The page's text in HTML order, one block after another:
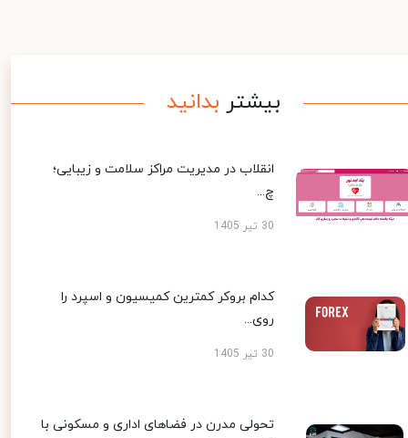
بیشتر بدانید
انقلاب در مدیریت مراکز سلامت و زیبایی؛
چ...
30 تیر 1405
کدام بروکر کمترین کمیسیون و اسپرد را
روی...
30 تیر 1405
تحولی مدرن در فضاهای اداری و مسکونی با